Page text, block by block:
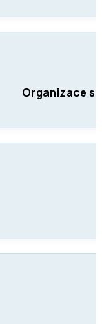
Organizace s